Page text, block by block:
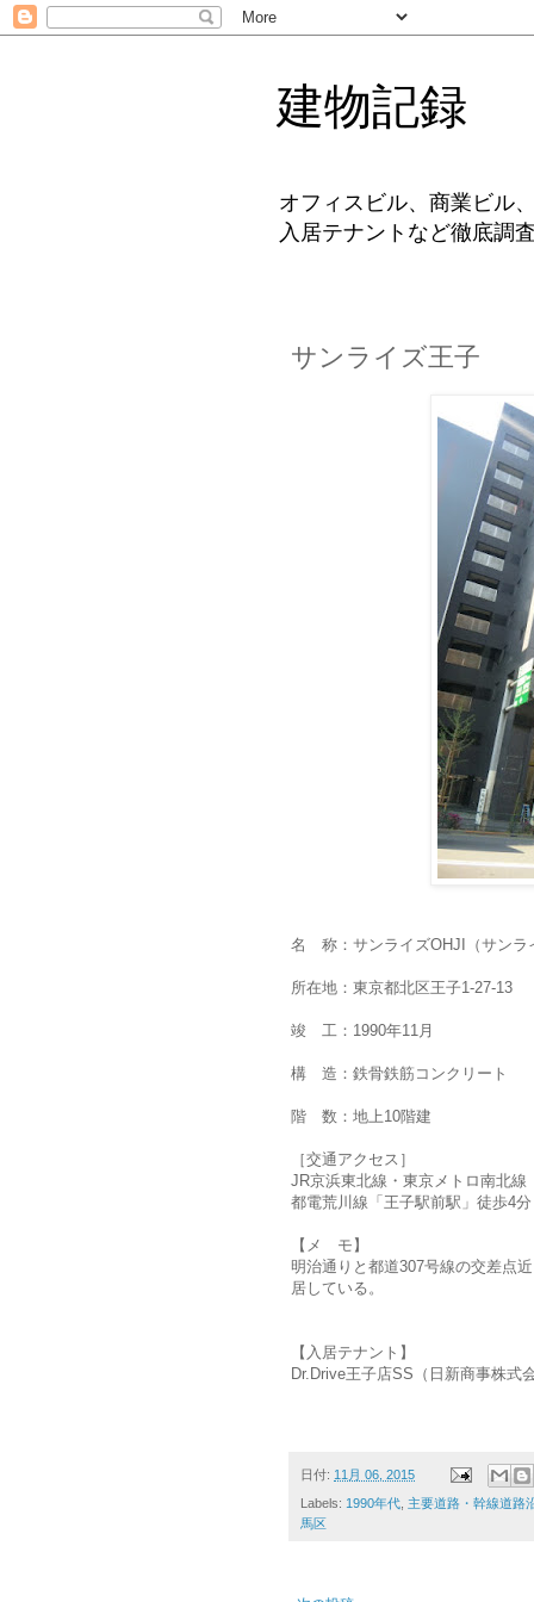
建物記録
オフィスビル、商業ビル
入居テナントなど徹底調
サンライズ王子
名 称：サンライズOHJI（サンラ
所在地：東京都北区王子1-27-13
竣 工：1990年11月
構 造：鉄骨鉄筋コンクリート
階 数：地上10階建
［交通アクセス］
JR京浜東北線・東京メトロ南北線
都電荒川線「王子駅前駅」徒歩4分
【メ モ】
明治通りと都道307号線の交差点
居している。
【入居テナント】
Dr.Drive王子店SS（日新商事株式
日付: 11月 06, 2015
Labels: 1990年代 主要道路・幹線道路
馬区